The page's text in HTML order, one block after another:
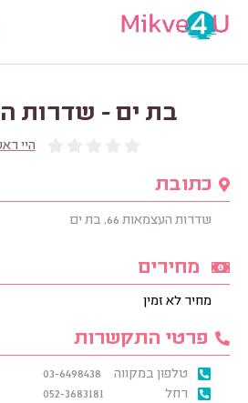
בת ים - שדרות
היי
כתובת
שדרות העצמאות 66, בת ים
מחירים
מחיר לא זמין
פרטי התקשרות
טלפון במקווה
03-6498438
רחל
052-3683181